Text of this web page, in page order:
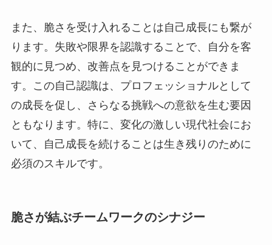
また、脆さを受け入れることは自己成長にも繋が
ります。失敗や限界を認識することで、自分を客
観的に見つめ、改善点を見つけることができま
す。この自己認識は、プロフェッショナルとして
の成長を促し、さらなる挑戦への意欲を生む要因
ともなります。特に、変化の激しい現代社会にお
いて、自己成長を続けることは生き残りのために
必須のスキルです。
脆さが結ぶチームワークのシナジー